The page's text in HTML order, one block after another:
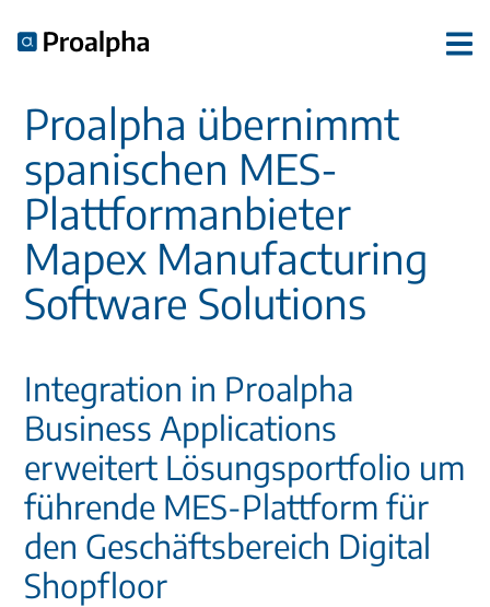
Proalpha übernimmt
spanischen MES-
Plattformanbieter
Mapex Manufacturing
Software Solutions
Integration in Proalpha
Business Applications
erweitert Lösungsportfolio um
führende MES-Plattform für
den Geschäftsbereich Digital
Shopfloor